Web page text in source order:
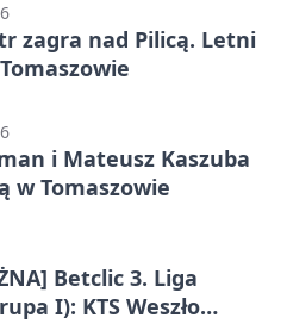
zagra nad Pilicą. Letni
i Mateusz Kaszuba
w Tomaszowie
Betclic 3. Liga
I): KTS Weszło